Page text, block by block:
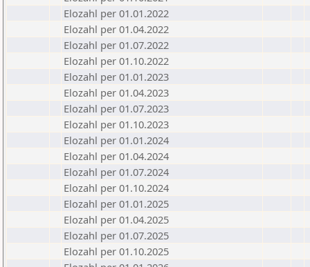
Elozahl per 01.01.2022
Elozahl per 01.04.2022
Elozahl per 01.07.2022
Elozahl per 01.10.2022
Elozahl per 01.01.2023
Elozahl per 01.04.2023
Elozahl per 01.07.2023
Elozahl per 01.10.2023
Elozahl per 01.01.2024
Elozahl per 01.04.2024
Elozahl per 01.07.2024
Elozahl per 01.10.2024
Elozahl per 01.01.2025
Elozahl per 01.04.2025
Elozahl per 01.07.2025
Elozahl per 01.10.2025